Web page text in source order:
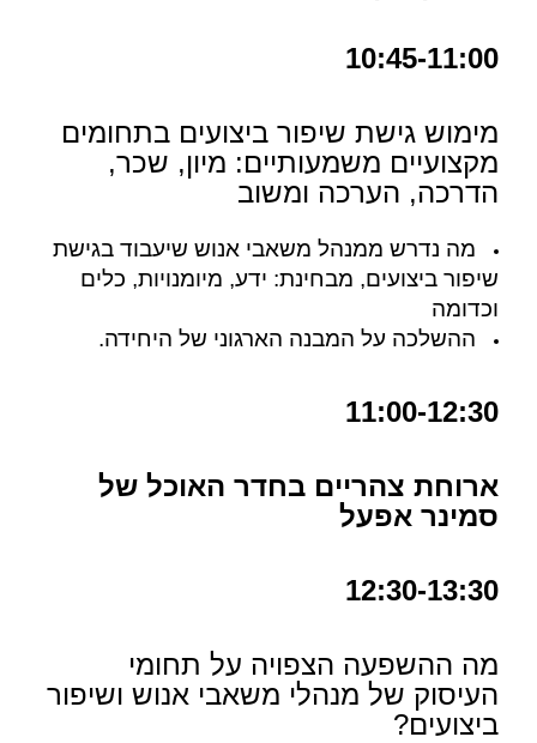
10:45-11:00
מימוש גישת שיפור ביצועים בתחומים
מקצועיים משמעותיים: מיון, שכר,
הדרכה, הערכה ומשוב
מה נדרש ממנהל משאבי אנוש שיעבוד בגישת
שיפור ביצועים, מבחינת: ידע, מיומנויות, כלים
וכדומה
ההשלכה על המבנה הארגוני של היחידה.
11:00-12:30
ארוחת צהריים בחדר האוכל של
סמינר אפעל
12:30-13:30
מה ההשפעה הצפויה על תחומי
העיסוק של מנהלי משאבי אנוש ושיפור
ביצועים?